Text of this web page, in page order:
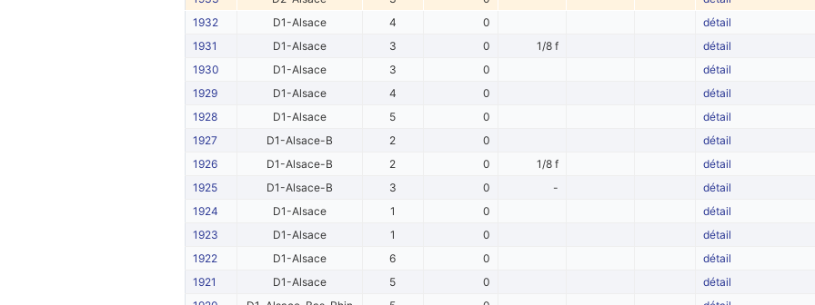
1932
D1-Alsace 4 0
détail
1931
D1-Alsace 3 0 1/8 f
détail
1930
D1-Alsace 3 0
détail
1929
D1-Alsace 4 0
détail
1928
D1-Alsace 5 0
détail
1927
D1-Alsace-B 2 0
détail
1926
D1-Alsace-B 2 0 1/8 f
détail
1925
D1-Alsace-B 3 0 -
détail
1924
D1-Alsace 1 0
détail
1923
D1-Alsace 1 0
détail
1922
D1-Alsace 6 0
détail
1921
D1-Alsace 5 0
détail